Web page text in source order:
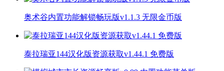
奥术谷内置功能解锁畅玩版v1.1.3 无限金币版
泰拉瑞亚144汉化版资源获取v1.44.1 免费版